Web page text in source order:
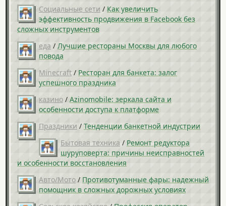
Социальные сети / Как увеличить
эффективность продвижения в Facebook без
сложных инструментов
еда / Лучшие рестораны Москвы для любого
повода
Minecraft / Ресторан для банкета: залог
успешного праздника
казино / Azinomobile: зеркала сайта и
особенности доступа к платформе
Праздники / Тенденции банкетной индустрии
Бытовая техника / Ремонт редуктора
шуруповерта: причины неисправностей
и особенности восстановления
Авто/Мото / Противотуманные фары: надежный
помощник в сложных дорожных условиях